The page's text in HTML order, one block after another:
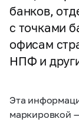
банков,
с точками
офисам
НПФ и
Эта
маркировкой